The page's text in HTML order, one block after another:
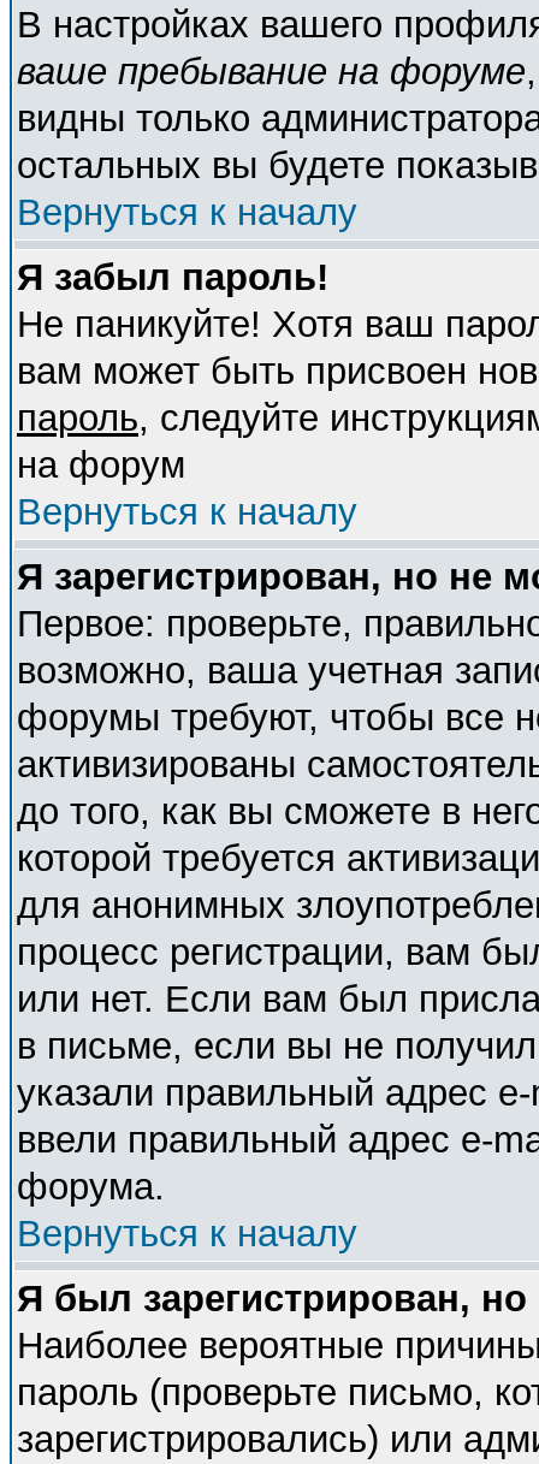
В настройках вашего
ваше пребывание на форуме
видны только
остальных вы будете
Вернуться к началу
Я забыл пароль!
Не паникуйте! Хотя ваш
вам может быть присвоен
пароль, следуйте
на форум
Вернуться к началу
Я зарегистрирован, но не
Первое: проверьте,
возможно, ваша учетная
форумы требуют, чтобы все
активизированы
до того, как вы сможете в
которой требуется
для анонимных
процесс регистрации, вам
или нет. Если вам был
в письме, если вы не
указали правильный адрес
ввели правильный адрес e-
форума.
Вернуться к началу
Я был зарегистрирован,
Наиболее вероятные
пароль (проверьте письмо,
зарегистрировались) или